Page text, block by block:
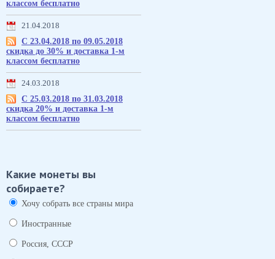
классом бесплатно
21.04.2018
С 23.04.2018 по 09.05.2018
скидка до 30% и доставка 1-м
классом бесплатно
24.03.2018
С 25.03.2018 по 31.03.2018
скидка 20% и доставка 1-м
классом бесплатно
Какие монеты вы
собираете?
Хочу собрать все страны мира
Иностранные
Россия, СССР